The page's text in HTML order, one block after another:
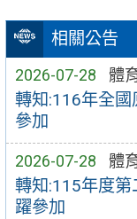
相關公告
2026-07-28 體
轉知:116年全
參加
2026-07-28 體
轉知:115年度
躍參加